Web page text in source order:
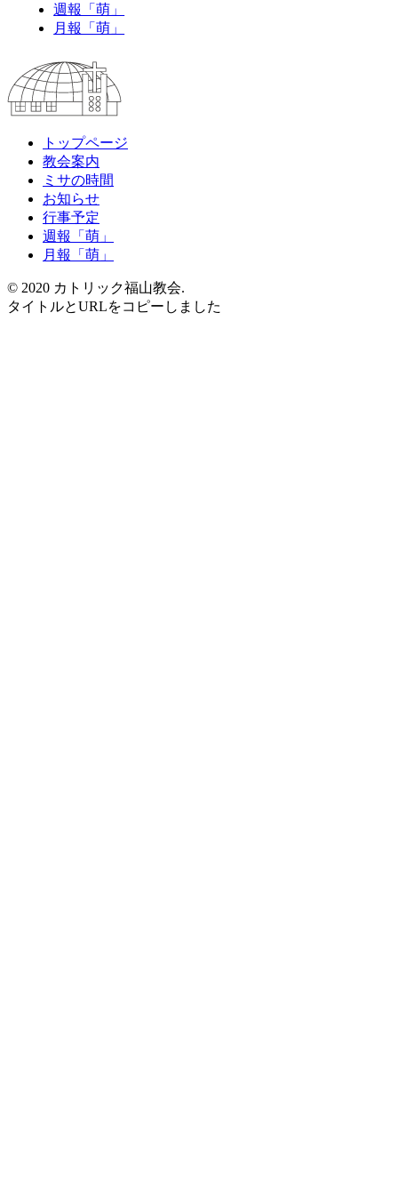
週報「萌」
月報「萌」
トップページ
教会案内
ミサの時間
お知らせ
行事予定
週報「萌」
月報「萌」
© 2020 カトリック福山教会.
タイトルとURLをコピーしました